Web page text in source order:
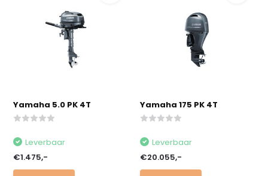
Yamaha 5.0 PK 4T
Leverbaar
€1.475,-
Yamaha 175 PK 4T
Leverbaar
€20.055,-